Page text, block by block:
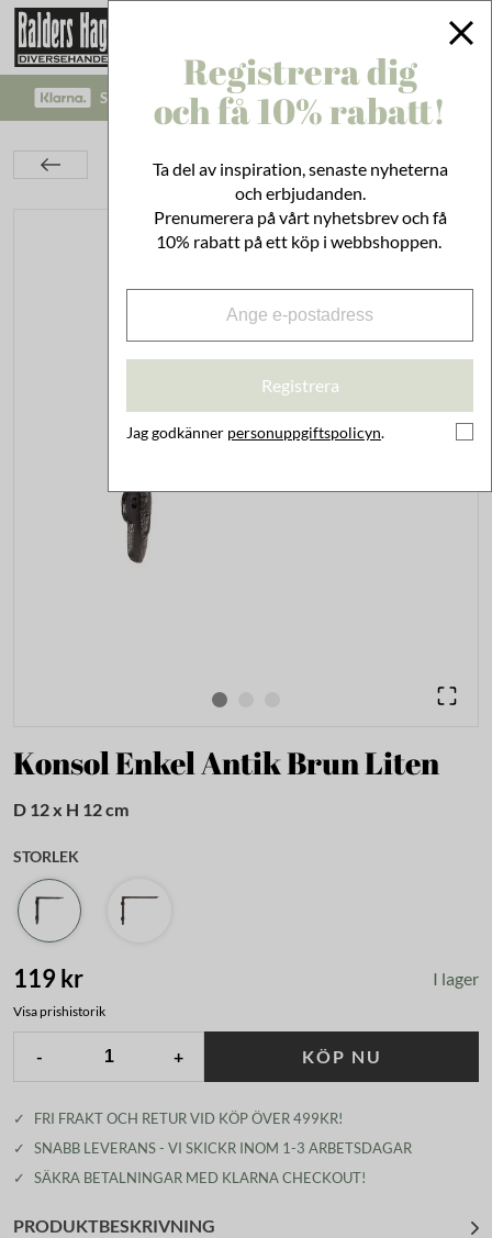
SÄKRA BETALNINGAR MED KLARNA CHECKOUT!
Konsol Enkel Antik Brun Liten
Konsol Enkel Antik Brun Liten
D 12 x H 12 cm
STORLEK
119 kr I lager
Visa prishistorik
- + KÖP NU
✓
FRI FRAKT OCH RETUR VID KÖP ÖVER 499KR!
✓
SNABB LEVERANS - VI SKICKR INOM 1-3 ARBETSDAGAR
✓
SÄKRA BETALNINGAR MED KLARNA CHECKOUT!
PRODUKTBESKRIVNING
Registrera dig
och få 10% rabatt!
Ta del av inspiration, senaste nyheterna
och erbjudanden.
Prenumerera på vårt nyhetsbrev och få
10% rabatt på ett köp i webbshoppen.
Registrera
Jag godkänner personuppgiftspolicyn.